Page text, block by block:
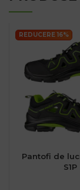
REDUCERE 16%
Pantofi de
S1P